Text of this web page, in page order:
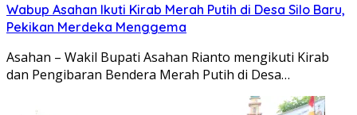
Wabup Asahan Ikuti Kirab Merah Putih di Desa Silo Baru,
Pekikan Merdeka Menggema
Asahan – Wakil Bupati Asahan Rianto mengikuti Kirab
dan Pengibaran Bendera Merah Putih di Desa…